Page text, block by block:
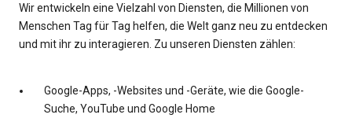
Wir entwickeln eine Vielzahl von Diensten, die Millionen von
Menschen Tag für Tag helfen, die Welt ganz neu zu entdecken
und mit ihr zu interagieren. Zu unseren Diensten zählen:
Google-Apps, -Websites und -Geräte, wie die Google-
Suche, YouTube und Google Home